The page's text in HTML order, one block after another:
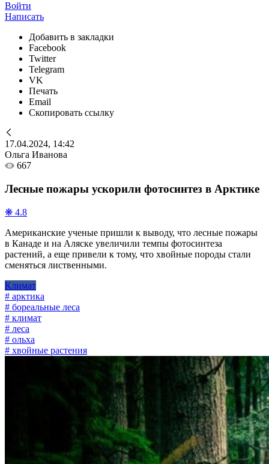
Войти
Написать
Добавить в закладки
Facebook
Twitter
Telegram
VK
Печать
Email
Скопировать ссылку
17.04.2024, 14:42
Ольга Иванова
667
Лесные пожары ускорили фотосинтез в Арктике
❋ 4.8
Американские ученые пришли к выводу, что лесные пожары
в Канаде и на Аляске увеличили темпы фотосинтеза
растений, а еще привели к тому, что хвойные породы стали
сменяться лиственными.
Климат
# арктика
# бореальные леса
# климат
# леса
# ольха
# хвойные растения